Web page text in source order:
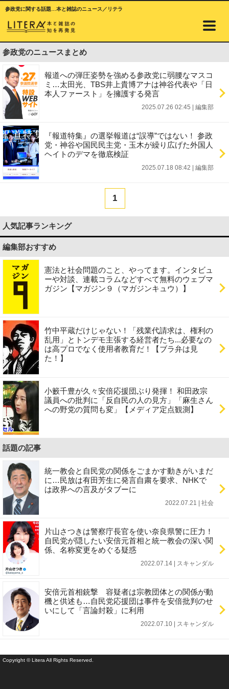
参政党に関する話題…本と雑誌のニュース／リテラ
参政党のニュースまとめ
報道への弾圧姿勢を強める参政党に弱腰なマスコ
ミ…太田光、TBS井上貴博アナは神谷代表や「日
本人ファースト」を擁護する発言
2025.07.26 02:45 編集部
『報道特集』の選挙報道は“誤導”ではない！ 参政
党・神谷や国民民主党・玉木が繰り広げた外国人
ヘイトのデマを徹底検証
2025.07.18 08:42 編集部
1
人気記事ランキング
編集部おすすめ
憲法と社会問題のこと、やってます。インタビュ
ーや対談、連載コラムなどすべて無料のウェブマ
ガジン【マガジン９（マガジンキュウ）】
竹中平蔵だけじゃない！「残業代請求は、権利の
乱用」とトンデモ主張する経営者たち...必要なの
は高プロでなく使用者教育だ！【ブラ弁は見
た！】
小籔千豊が久々安倍応援団ぶり発揮！ 和田政宗
議員への批判に「反自民の人の見方」「麻生さん
への野党の質問も変」【メディア定点観測】
話題の記事
統一教会と自民党の関係をごまかす動きがいまだ
に…民放は有田芳生に発言自粛を要求、NHKで
は政界への言及がタブーに
2022.07.21 | 社会
片山さつきは警察庁長官を使い奈良県警に圧力！
自民党が隠したい安倍元首相と統一教会の深い関
係、名称変更をめぐる疑惑
2022.07.14 | スキャンダル
安倍元首相銃撃 容疑者は宗教団体との関係が動
機と供述も…自民党応援団は事件を安倍批判のせ
いにして「言論封殺」に利用
2022.07.10 | スキャンダル
Copyright © Litera All Rights Reserved.